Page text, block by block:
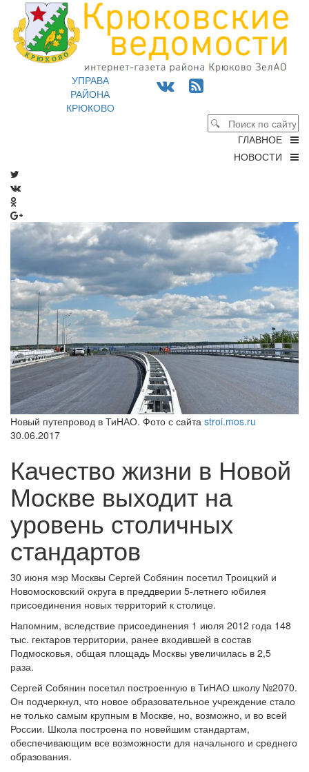
УПРАВА
РАЙОНА
КРЮКОВО
ГЛАВНОЕ
НОВОСТИ
Новый путепровод в ТиНАО. Фото с сайта stroi.mos.ru
30.06.2017
Качество жизни в Новой
Москве выходит на
уровень столичных
стандартов
30 июня мэр Москвы Сергей Собянин посетил Троицкий и
Новомосковский округа в преддверии 5-летнего юбилея
присоединения новых территорий к столице.
Напомним, вследствие присоединения 1 июля 2012 года 148
тыс. гектаров территории, ранее входившей в состав
Подмосковья, общая площадь Москвы увеличилась в 2,5
раза.
Сергей Собянин посетил построенную в ТиНАО школу №2070.
Он подчеркнул, что новое образовательное учреждение стало
не только самым крупным в Москве, но, возможно, и во всей
России. Школа построена по новейшим стандартам,
обеспечивающим все возможности для начального и среднего
образования.